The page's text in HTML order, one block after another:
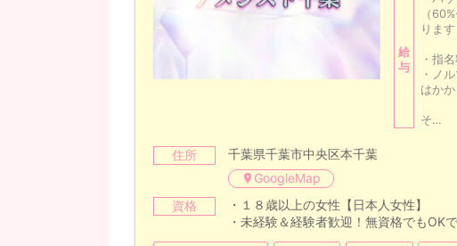
給
与
（
ります
・指
・ノ
はかか
そ…
住所
千葉県千葉市中央区本千葉
GoogleMap
資格
・１８歳以上の女性【日本人女性】
・未経験＆経験者歓迎！無資格でもOKで